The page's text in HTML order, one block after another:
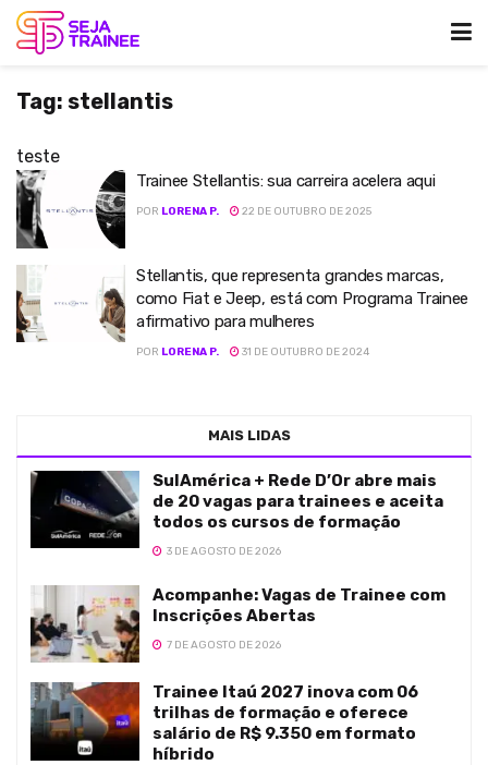
Tag: stellantis
teste
Trainee Stellantis: sua carreira acelera aqui
POR LORENA P. 22 DE OUTUBRO DE 2025
Stellantis, que representa grandes marcas,
como Fiat e Jeep, está com Programa Trainee
afirmativo para mulheres
POR LORENA P. 31 DE OUTUBRO DE 2024
MAIS LIDAS
SulAmérica + Rede D’Or abre mais
de 20 vagas para trainees e aceita
todos os cursos de formação
3 DE AGOSTO DE 2026
Acompanhe: Vagas de Trainee com
Inscrições Abertas
7 DE AGOSTO DE 2026
Trainee Itaú 2027 inova com 06
trilhas de formação e oferece
salário de R$ 9.350 em formato
híbrido